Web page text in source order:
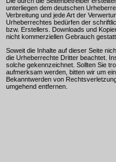
unterliegen dem deutschen
Verbreitung und jede Art der
Urheberrechtes bedürfen der
bzw. Erstellers. Downloads und
nicht kommerziellen Gebrauch
Soweit die Inhalte auf dieser Seite
die Urheberrechte Dritter beachtet.
solche gekennzeichnet. Sollten Sie
aufmerksam werden, bitten wir um
Bekanntwerden von
umgehend entfernen.